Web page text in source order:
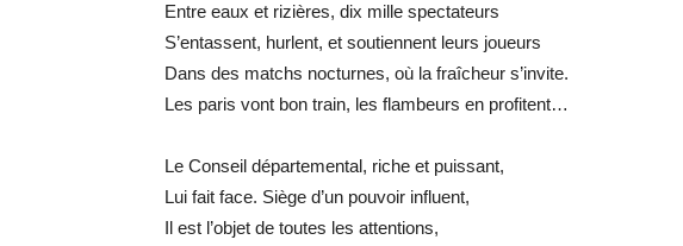
Entre eaux et rizières, dix mille spectateurs
S’entassent, hurlent, et soutiennent leurs joueurs
Dans des matchs nocturnes, où la fraîcheur s’invite.
Les paris vont bon train, les flambeurs en profitent…
Le Conseil départemental, riche et puissant,
Lui fait face. Siège d’un pouvoir influent,
Il est l’objet de toutes les attentions,